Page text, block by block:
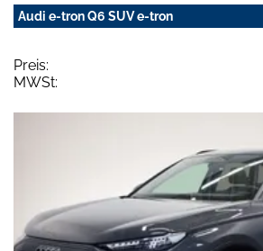
Audi e-tron Q6 SUV e-tron
Preis:
MWSt: